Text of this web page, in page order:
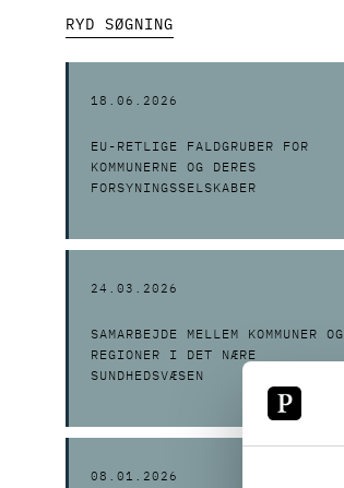
RYD SØGNING
18.06.2026
EU-RETLIGE FALDGRUBER FOR
KOMMUNERNE OG DERES
FORSYNINGSSELSKABER
24.03.2026
SAMARBEJDE MELLEM KOMMUNER OG
REGIONER I DET NÆRE
SUNDHEDSVÆSEN
08.01.2026